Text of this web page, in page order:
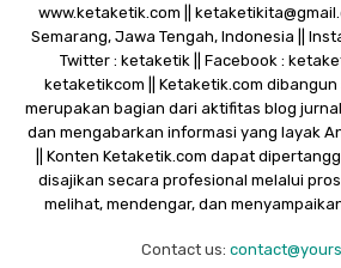
www.ketaketik.com ||
Semarang, Jawa Tengah, Indonesia ||
Twitter : ketaketik || Facebook :
ketaketikcom || Ketaketik.com dibangun
merupakan bagian dari aktifitas blog
dan mengabarkan informasi yang layak
|| Konten Ketaketik.com dapat
disajikan secara profesional melalui
melihat, mendengar, dan
Contact us: